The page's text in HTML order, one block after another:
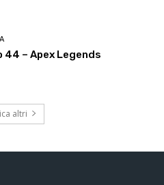
44 – Apex Legends
altri